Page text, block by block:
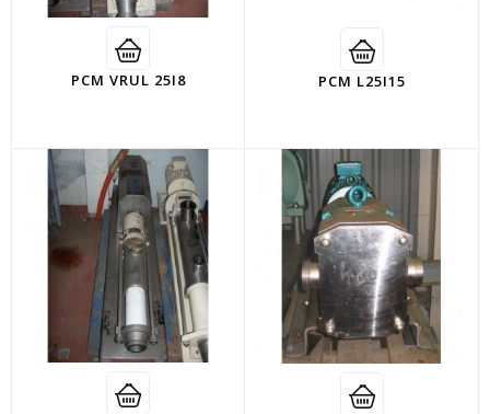
PCM VRUL 25I8 PCM L25I15